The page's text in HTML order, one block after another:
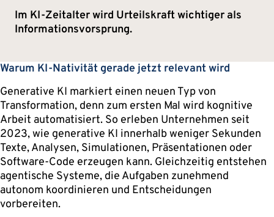
Im KI-Zeitalter wird Urteilskraft wichtiger als
Informationsvorsprung.
Warum KI-Nativität gerade jetzt relevant wird
Generative KI markiert einen neuen Typ von
Transformation, denn zum ersten Mal wird kognitive
Arbeit automatisiert. So erleben Unternehmen seit
2023, wie generative KI innerhalb weniger Sekunden
Texte, Analysen, Simulationen, Präsentationen oder
Software-Code erzeugen kann. Gleichzeitig entstehen
agentische Systeme, die Aufgaben zunehmend
autonom koordinieren und Entscheidungen
vorbereiten.